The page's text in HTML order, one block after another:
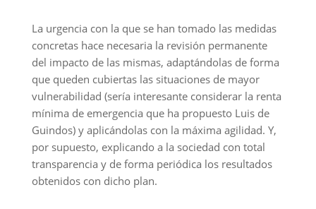
La urgencia con la que se han tomado las medidas
concretas hace necesaria la revisión permanente
del impacto de las mismas, adaptándolas de forma
que queden cubiertas las situaciones de mayor
vulnerabilidad (sería interesante considerar la renta
mínima de emergencia que ha propuesto Luis de
Guindos) y aplicándolas con la máxima agilidad. Y,
por supuesto, explicando a la sociedad con total
transparencia y de forma periódica los resultados
obtenidos con dicho plan.